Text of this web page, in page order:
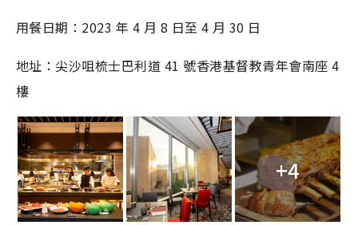
用餐日期：2023 年 4 月 8 日至 4 月 30 日
地址：尖沙咀梳士巴利道 41 號香港基督教青年會南座 4
樓
+4